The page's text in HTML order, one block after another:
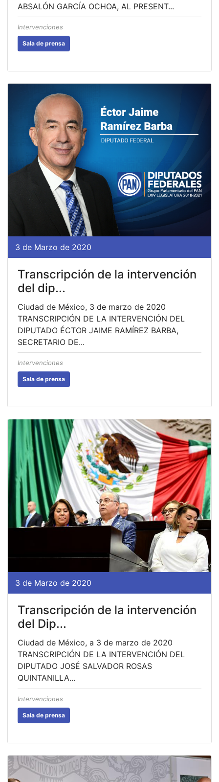
ABSALÓN GARCÍA OCHOA, AL PRESENT...
Intervenciones
Sala de prensa
3 de Marzo de 2020
Transcripción de la intervención
del dip...
Ciudad de México, 3 de marzo de 2020
TRANSCRIPCIÓN DE LA INTERVENCIÓN DEL
DIPUTADO ÉCTOR JAIME RAMÍREZ BARBA,
SECRETARIO DE...
Intervenciones
Sala de prensa
3 de Marzo de 2020
Transcripción de la intervención
del Dip...
Ciudad de México, a 3 de marzo de 2020
TRANSCRIPCIÓN DE LA INTERVENCIÓN DEL
DIPUTADO JOSÉ SALVADOR ROSAS
QUINTANILLA...
Intervenciones
Sala de prensa